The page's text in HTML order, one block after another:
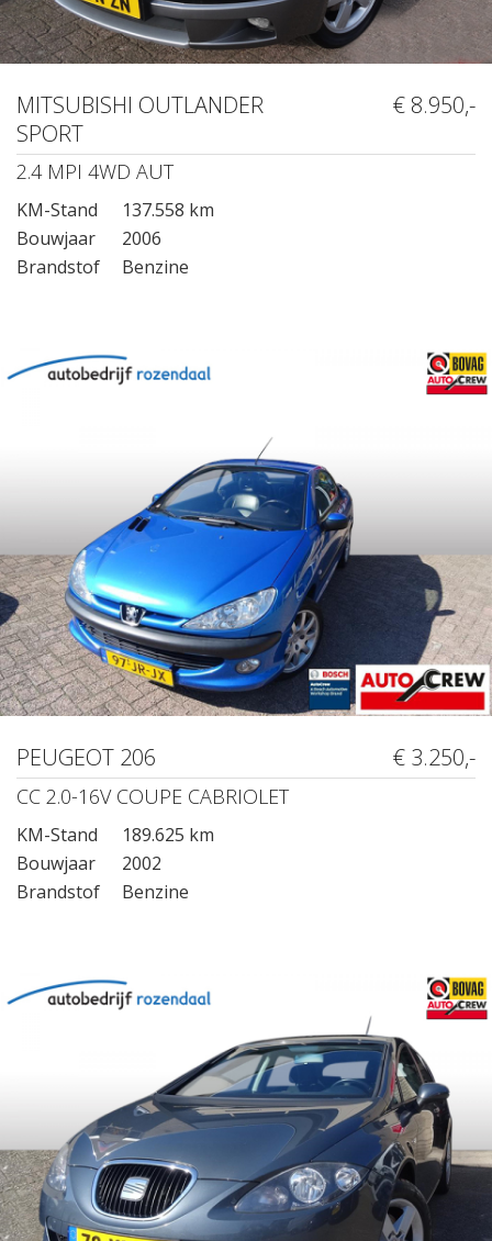
MITSUBISHI OUTLANDER
SPORT
€ 8.950,-
2.4 MPI 4WD AUT
KM-Stand
137.558 km
Bouwjaar
2006
Brandstof
Benzine
PEUGEOT 206 € 3.250,-
CC 2.0-16V COUPE CABRIOLET
KM-Stand
189.625 km
Bouwjaar
2002
Brandstof
Benzine